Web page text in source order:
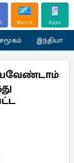
Watch Apps
சமூகம் இந்தியா